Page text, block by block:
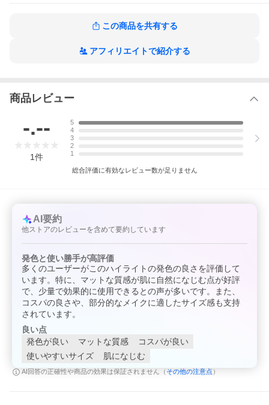
ミン酸Ｍｇ・パルミチン酸・マイカ・水酸化Ａｌ・
酸化鉄・酸化チタン・ステアリン酸・カカオエキ
糖・ムラサキ根エキス・スクワラン・スピルリナプ
硫酸Ｂａ・赤２０２・赤２２６・ハイドロゲンジメ
この商品を共有する
アフィリエイトで紹介する
商品レビュー
-.--
1件
5
4
3
2
1
総合評価に有効なレビュー数が足りません
AI要約
他ストアのレビューを含めて要約しています
発色と使い勝手が高評価
多くのユーザーがこのハイライトの発色の良さを評価して
います。特に、マットな質感が肌に自然になじむ点が好評
で、少量で効果的に使用できるとの声が多いです。また、
コスパの良さや、部分的なメイクに適したサイズ感も支持
されています。
良い点
発色が良い
マットな質感
コスパが良い
使いやすいサイズ
肌になじむ
AI回答の正確性や商品の効果は保証されません（ その他の注意点 ）